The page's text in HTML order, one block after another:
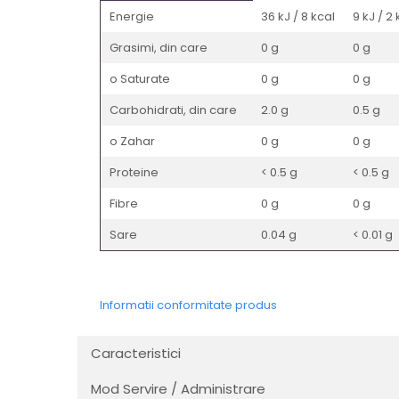
Energie 36 kJ / 8 kcal
9 kJ / 2
Grasimi, din care
0 g
0 g
o Saturate
0 g
0 g
Carbohidrati, din care
2.0 g
0.5 g
o Zahar
0 g
0 g
Proteine
< 0.5 g
< 0.5 g
Fibre
0 g
0 g
Sare
0.04 g < 0.01 g
Informatii conformitate produs
Caracteristici
Mod Servire / Administrare